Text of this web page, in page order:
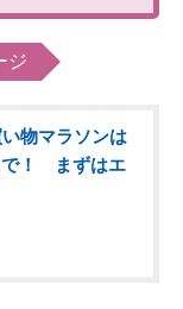
ジ
い物マラソンは
で！ まずはエ